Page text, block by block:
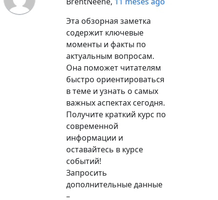
Эта обзорная заметка
содержит ключевые
моменты и факты по
актуальным вопросам.
Она поможет читателям
быстро ориентироваться
в теме и узнать о самых
важных аспектах сегодня.
Получите краткий курс по
современной
информации и
оставайтесь в курсе
событий!
Запросить
дополнительные данные
–